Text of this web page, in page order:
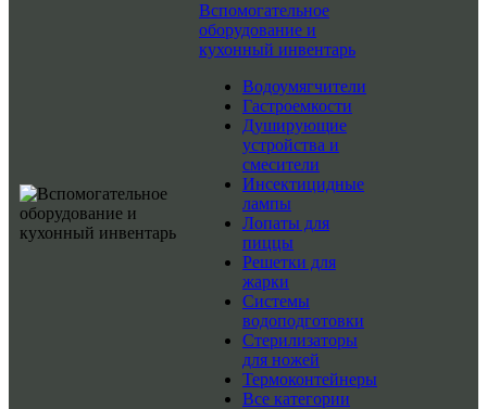
Вспомогательное
оборудование и
кухонный инвентарь
Водоумягчители
Гастроемкости
Душирующие
устройства и
смесители
Инсектицидные
лампы
Лопаты для
пиццы
Решетки для
жарки
Системы
водоподготовки
Стерилизаторы
для ножей
Термоконтейнеры
Все категории